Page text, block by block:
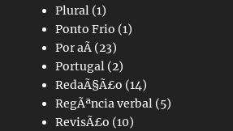
Plural (1)
Ponto Frio (1)
Por aÃ­ (23)
Portugal (2)
RedaÃ§Ã£o (14)
RegÃªncia verbal (5)
RevisÃ£o (10)